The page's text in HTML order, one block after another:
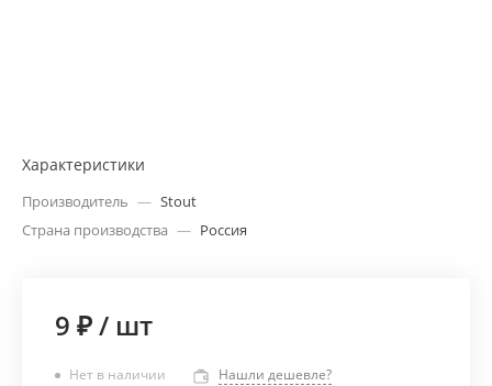
Характеристики
Производитель — Stout
Страна производства — Россия
9 ₽/ шт
Нет в наличии Нашли дешевле?